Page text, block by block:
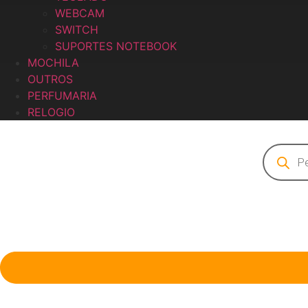
WEBCAM
SWITCH
SUPORTES NOTEBOOK
MOCHILA
OUTROS
PERFUMARIA
RELOGIO